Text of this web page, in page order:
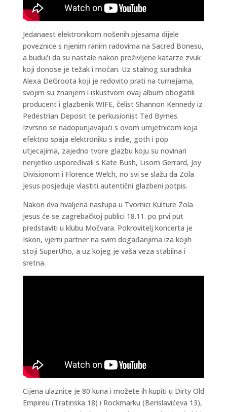
Jedanaest elektronikom nošenih pjesama dijele
poveznice s njenim ranim radovima na Sacred Bonesu,
a budući da su nastale nakon proživljene katarze zvuk
koji donose je težak i moćan. Uz stalnog suradnika
Alexa DeGroota koji je redovito prati na turnejama,
svojim su znanjem i iskustvom ovaj album obogatili
producent i glazbenik WIFE, čelist Shannon Kennedy iz
Pedestrian Deposit te perkusionist Ted Byrnes.
Izvrsno se nadopunjavajući s ovom umjetnicom koja
efektno spaja elektroniku s indie, goth i pop
utjecajima, zajedno tvore glazbu koju su novinari
nerijetko uspoređivali s Kate Bush, Lisom Gerrard, Joy
Divisionom i Florence Welch, no svi se slažu da Zola
Jesus posjeduje vlastiti autentični glazbeni potpis.
Nakon dva hvaljena nastupa u Tvornici Kulture Zola
Jesus će se zagrebačkoj publici 18.11. po prvi put
predstaviti u klubu Močvara. Pokrovitelj koncerta je
Iskon, vjerni partner na svim događanjima iza kojih
stoji SuperUho, a uz kojeg je vaša veza stabilna i
sretna.
Cijena ulaznice je 80 kuna i možete ih kupiti u Dirty Old
Empireu (Tratinska 18) i Rockmarku (Berislavićeva 13),